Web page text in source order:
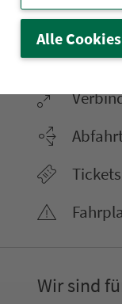
Wir sind
Alle